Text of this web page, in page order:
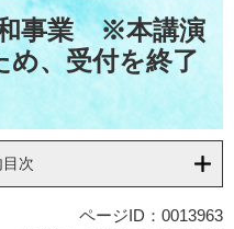
事業 ※本講演
め、受付を終了
次
ページID：0013963